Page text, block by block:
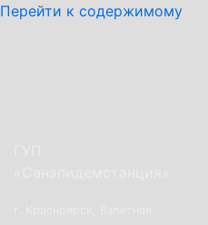
Перейти к содержимому